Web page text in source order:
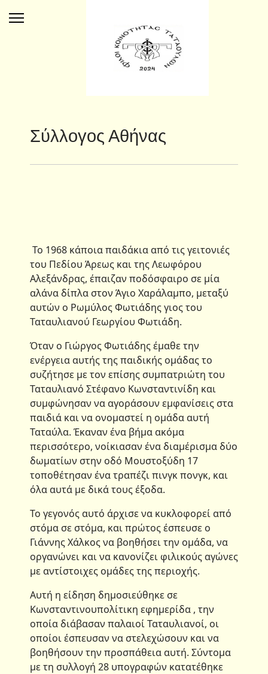
Σύλλογος Αθήνας
Το 1968 κάποια παιδάκια από τις γειτονιές
του Πεδίου Άρεως και της Λεωφόρου
Αλεξάνδρας, έπαιζαν ποδόσφαιρο σε μία
αλάνα δίπλα στον Άγιο Χαράλαμπο, μεταξύ
αυτών ο Ρωμύλος Φωτιάδης γιος του
Ταταυλιανού Γεωργίου Φωτιάδη.
Όταν ο Γιώργος Φωτιάδης έμαθε την
ενέργεια αυτής της παιδικής ομάδας το
συζήτησε με τον επίσης συμπατριώτη του
Ταταυλιανό Στέφανο Κωνσταντινίδη και
συμφώνησαν να αγοράσουν εμφανίσεις στα
παιδιά και να ονομαστεί η ομάδα αυτή
Ταταύλα. Έκαναν ένα βήμα ακόμα
περισσότερο, νοίκιασαν ένα διαμέρισμα δύο
δωματίων στην οδό Μουστοξύδη 17
τοποθέτησαν ένα τραπέζι πινγκ πονγκ, και
όλα αυτά με δικά τους έξοδα.
Το γεγονός αυτό άρχισε να κυκλοφορεί από
στόμα σε στόμα, και πρώτος έσπευσε ο
Γιάννης Χάλκος να βοηθήσει την ομάδα, να
οργανώνει και να κανονίζει φιλικούς αγώνες
με αντίστοιχες ομάδες της περιοχής.
Aυτή η είδηση δημοσιεύθηκε σε
Κωνσταντινουπολίτικη εφημερίδα , την
οποία διάβασαν παλαιοί Ταταυλιανοί, οι
οποίοι έσπευσαν να στελεχώσουν και να
βοηθήσουν την προσπάθεια αυτή. Σύντομα
με τη συλλογή 28 υπογραφών κατατέθηκε